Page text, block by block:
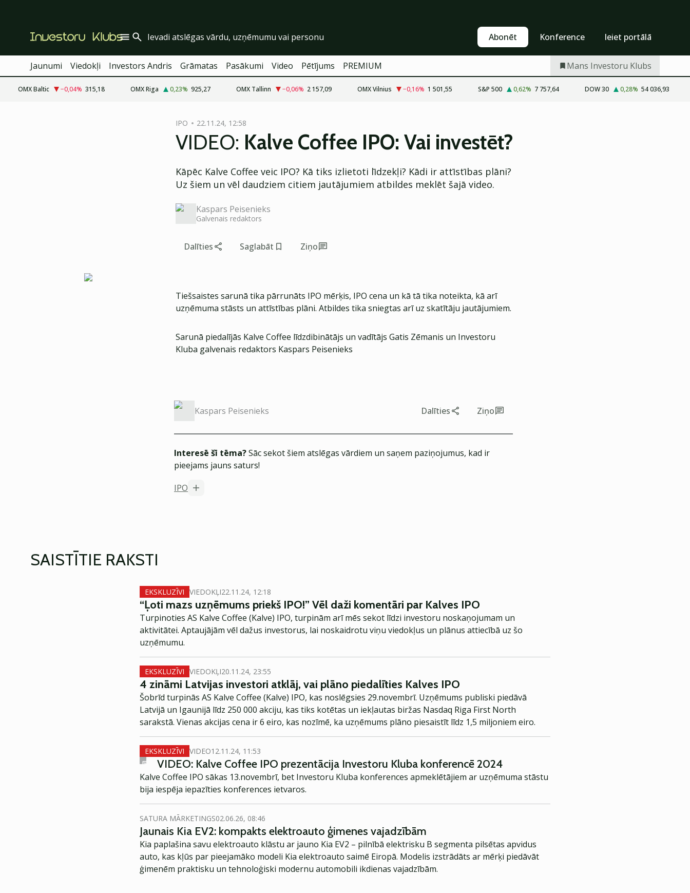
Abonēt Konference Ieiet portālā
Jaunumi Viedokļi Investors Andris Grāmatas Pasākumi Video Pētījums PREMIUM Mans Investoru Klubs
OMX Baltic −0,04% 315,18 OMX Riga 0,23% 925,27 OMX Tallinn −0,06% 2 157,09 OMX Vilnius −0,16% 1 501,55 S&P 500 0,62% 7 757,64 DOW 30 0,28% 54 036,93
IPO 22.11.24, 12:58
VIDEO: Kalve Coffee IPO: Vai investēt?
Kāpēc Kalve Coffee veic IPO? Kā tiks izlietoti līdzekļi? Kādi ir attīstības plāni?
Uz šiem un vēl daudziem citiem jautājumiem atbildes meklēt šajā video.
Kaspars Peisenieks
Galvenais redaktors
Dalīties Saglabāt Ziņo
Tiešsaistes sarunā tika pārrunāts IPO mērķis, IPO cena un kā tā tika noteikta, kā arī
uzņēmuma stāsts un attīstības plāni. Atbildes tika sniegtas arī uz skatītāju jautājumiem.
Sarunā piedalījās Kalve Coffee līdzdibinātājs un vadītājs Gatis Zēmanis un Investoru
Kluba galvenais redaktors Kaspars Peisenieks
Kaspars Peisenieks Dalīties Ziņo
Interesē šī tēma?Sāc sekot šiem atslēgas vārdiem un saņem paziņojumus, kad ir
pieejams jauns saturs!
IPO
SAISTĪTIE RAKSTI
EKSKLUZĪVI VIEDOKĻI22.11.24, 12:18
“Ļoti mazs uzņēmums priekš IPO!” Vēl daži komentāri par Kalves IPO
Turpinoties AS Kalve Coffee (Kalve) IPO, turpinām arī mēs sekot līdzi investoru noskaņojumam un
aktivitātei. Aptaujājām vēl dažus investorus, lai noskaidrotu viņu viedokļus un plānus attiecībā uz šo
uzņēmumu.
EKSKLUZĪVI VIEDOKĻI20.11.24, 23:55
4 zināmi Latvijas investori atklāj, vai plāno piedalīties Kalves IPO
Šobrīd turpinās AS Kalve Coffee (Kalve) IPO, kas noslēgsies 29.novembrī. Uzņēmums publiski piedāvā
Latvijā un Igaunijā līdz 250 000 akciju, kas tiks kotētas un iekļautas biržas Nasdaq Riga First North
sarakstā. Vienas akcijas cena ir 6 eiro, kas nozīmē, ka uzņēmums plāno piesaistīt līdz 1,5 miljoniem eiro.
EKSKLUZĪVI VIDEO12.11.24, 11:53
VIDEO: Kalve Coffee IPO prezentācija Investoru Kluba konferencē 2024
Kalve Coffee IPO sākas 13.novembrī, bet Investoru Kluba konferences apmeklētājiem ar uzņēmuma stāstu
bija iespēja iepazīties konferences ietvaros.
SATURA MĀRKETINGS02.06.26, 08:46
Jaunais Kia EV2: kompakts elektroauto ģimenes vajadzībām
Kia paplašina savu elektroauto klāstu ar jauno Kia EV2 – pilnībā elektrisku B segmenta pilsētas apvidus
auto, kas kļūs par pieejamāko modeli Kia elektroauto saimē Eiropā. Modelis izstrādāts ar mērķi piedāvāt
ģimenēm praktisku un tehnoloģiski modernu automobili ikdienas vajadzībām.